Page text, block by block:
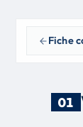
Fiche
01